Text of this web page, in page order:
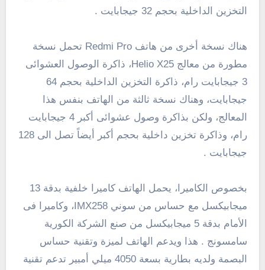
التخزين الداخلية بحجم 32 جيجابايت .
هناك نسخة أخرى من هاتف Redmi Pro تحمل نسخة
مطورة من معالج Helio X25، ذاكرة الوصول العشوائى
3 جيجابايت رام، ذاكرة التخزين الداخلية بحجم 64
جيجابايت، وهناك نسخة ثالثة من الهاتف بنفس هذا
المعالج، ولكن بذاكرة وصول عشوائى أكبر 4 جيجابايت
رام، وذاكرة تخزين داخلية بحجم أكبر أيضاً تصل الى 128
جيجابايت .
بخصوص الكاميرا، يحمل الهاتف كاميرا خلفية بدقة 13
ميجابيكسل مع حساس من سوني IMX258، وكاميرا فى
الأمام بدقة 5 ميجابيكسل من صنع الشركة الكورية
سامسونج . هذا ويدعم الهاتف لميزة وتقنية حساس
البصمة ولديه بطارية بسعة 4050 ميلي أمبير تدعم تقنية